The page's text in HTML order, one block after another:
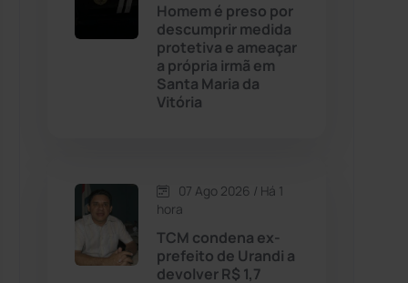
(391)
(1235)
Esportes
Homem é preso por
descumprir medida
protetiva e ameaçar
a própria irmã em
Santa Maria da
Vitória
07 Ago 2026 / Há 1
hora
TCM condena ex-
prefeito de Urandi a
devolver R$ 1,7